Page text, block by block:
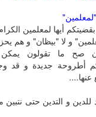
أيها لمعلمين
و لا "بيظان" و هم
ما تقولون يمكن
أطروحة جديدة و قد
و التدين حتى نتبين